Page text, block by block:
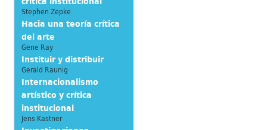
Stephen Zepke
Hacia una teoría crítica
del arte
Gene Ray
Instituir y distribuir
Gerald Raunig
Internacionalismo
artístico y crítica
institucional
Jens Kastner